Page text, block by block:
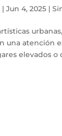
|Jun 4, 2025 |
una atención
elevados o